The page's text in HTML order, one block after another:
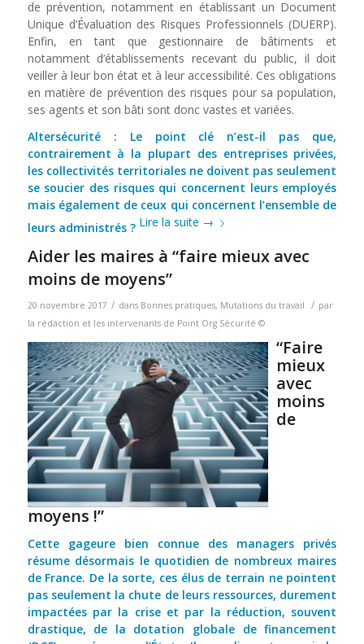
de prévention, notamment en éta­blissant un Document
Unique d’Évaluation des Risques Professionnels (DUERP).
Enfin, en tant que gestionnaire de bâtiments et
notamment d’établissements recevant du public, il doit
veiller à leur bon état et à leur accessibilité. Ces obligations
en matière de prévention des risques pour sa population,
ses agents et son bâti sont donc vastes et variées.
Altersécurité : Le point clé n’est-il pas que,
contrairement à la plupart des entreprises privées,
les col­lectivités territoriales ne doivent pas seule­ment
se soucier des risques qui concernent leurs employés
mais également de ceux qui concernent l’ensemble de
leurs administrés ? Lire la suite →
Aider les maires à “faire mieux avec
moins de moyens”
20 novembre 2017 / dans Bonnes pratiques, Mutations du travail / par
la rédaction et les intervenants de Point Org Sécurité ©
“Faire
mieux
avec
moins
de
moyens !”
Cette gageure bien connue des managers privés
résume désormais le quo­tidien de nombreux maires
de France. De la sorte, ces élus de terrain ne pointent
pas seulement la chute de leurs ressources, durement
impactées par la crise et par la réduction, souvent
drastique, de la dotation globale de financement